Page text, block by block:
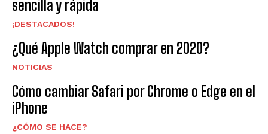
sencilla y rápida
¡DESTACADOS!
¿Qué Apple Watch comprar en 2020?
NOTICIAS
Cómo cambiar Safari por Chrome o Edge en el
iPhone
¿CÓMO SE HACE?